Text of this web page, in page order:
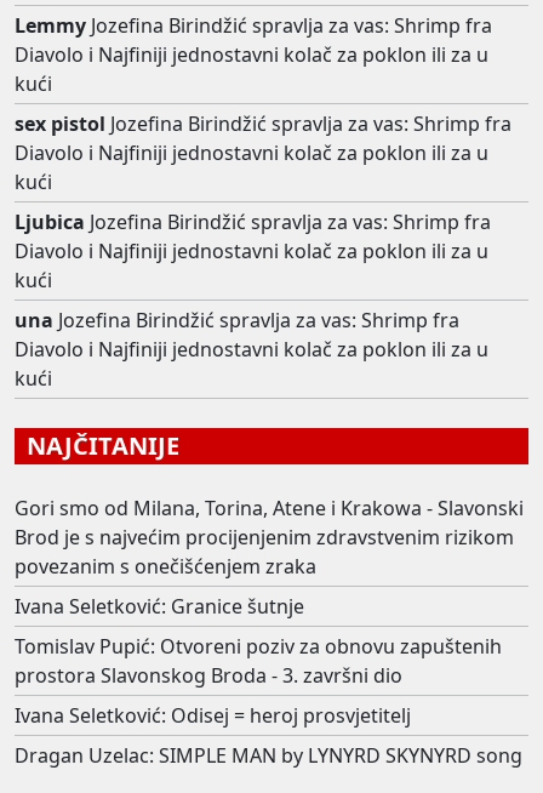
Lemmy Jozefina Birindžić spravlja za vas: Shrimp fra
Diavolo i Najfiniji jednostavni kolač za poklon ili za u
kući
sex pistol Jozefina Birindžić spravlja za vas: Shrimp fra
Diavolo i Najfiniji jednostavni kolač za poklon ili za u
kući
Ljubica Jozefina Birindžić spravlja za vas: Shrimp fra
Diavolo i Najfiniji jednostavni kolač za poklon ili za u
kući
una Jozefina Birindžić spravlja za vas: Shrimp fra
Diavolo i Najfiniji jednostavni kolač za poklon ili za u
kući
NAJČITANIJE
Gori smo od Milana, Torina, Atene i Krakowa - Slavonski
Brod je s najvećim procijenjenim zdravstvenim rizikom
povezanim s onečišćenjem zraka
Ivana Seletković: Granice šutnje
Tomislav Pupić: Otvoreni poziv za obnovu zapuštenih
prostora Slavonskog Broda - 3. završni dio
Ivana Seletković: Odisej = heroj prosvjetitelj
Dragan Uzelac: SIMPLE MAN by LYNYRD SKYNYRD song